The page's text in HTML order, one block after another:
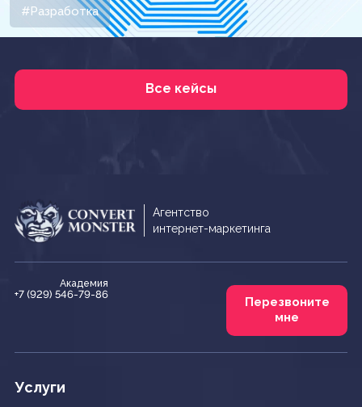
#Разработка
Все кейсы
Агентство
интернет-маркетинга
Академия
+7 (929) 546-79-86
Перезвоните
мне
Услуги